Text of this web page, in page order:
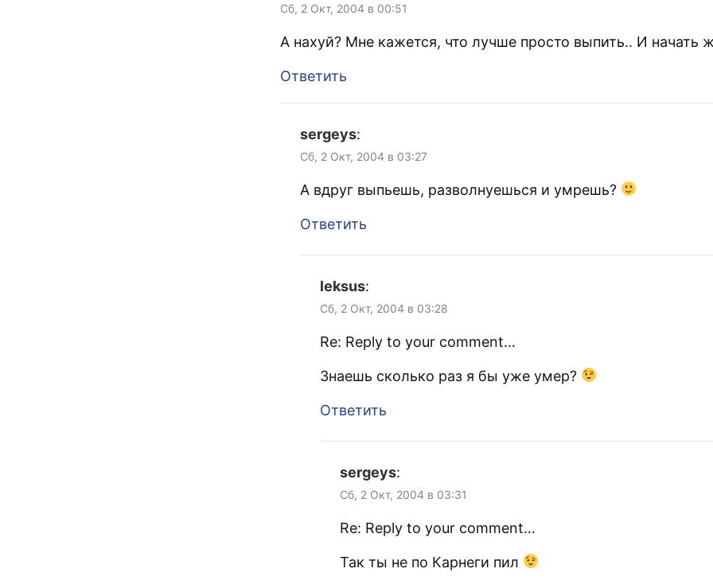
Сб, 2 Окт, 2004 в 00:51
А нахуй? Мне кажется, что лучше просто выпить.. И начать
Ответить
sergeys:
Сб, 2 Окт, 2004 в 03:27
А вдруг выпьешь, разволнуешься и умрешь?
Ответить
leksus:
Сб, 2 Окт, 2004 в 03:28
Re: Reply to your comment…
Знаешь сколько раз я бы уже умер?
Ответить
sergeys:
Сб, 2 Окт, 2004 в 03:31
Re: Reply to your comment…
Так ты не по Карнеги пил